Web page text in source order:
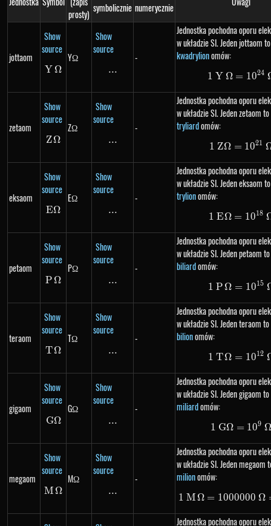
prosty)
symbolicznie numerycznie
jottaom
Show
source
Y\Omega
YΩ
YΩ
Show
source
\text{...}
...
-
Jednostka pochodna oporu
w układzie SI. Jeden jottaom
kwadrylionomów:
1\
1 Y Ω = 1024
zetaom
Show
source
Z\Omega
ZΩ
ZΩ
Show
source
\text{...}
...
-
Jednostka pochodna oporu
w układzie SI. Jeden zetaom
tryliardomów:
1\
1 ZΩ = 1021
eksaom
Show
source
E\Omega
EΩ
EΩ
Show
source
\text{...}
...
-
Jednostka pochodna oporu
w układzie SI. Jeden eksaom
trylionomów:
1\
1 EΩ = 1018
petaom
Show
source
P\Omega
PΩ
PΩ
Show
source
\text{...}
...
-
Jednostka pochodna oporu
w układzie SI. Jeden petaom
biliardomów:
1\
1 PΩ = 1015
teraom
Show
source
T\Omega
TΩ
TΩ
Show
source
\text{...}
...
-
Jednostka pochodna oporu
w układzie SI. Jeden teraom
bilionomów:
1\
1 TΩ = 1012
gigaom
Show
source
G\Omega
GΩ
GΩ
Show
source
\text{...}
...
-
Jednostka pochodna oporu
w układzie SI. Jeden gigaom
miliardomów:
1\
1 GΩ = 109
megaom
Show
source
M\Omega
MΩ
MΩ
Show
source
\text{...}
...
-
Jednostka pochodna oporu
w układzie SI. Jeden megaom
milionomów:
1\
1 MΩ = 1000000 Ω
Jednostka pochodna oporu